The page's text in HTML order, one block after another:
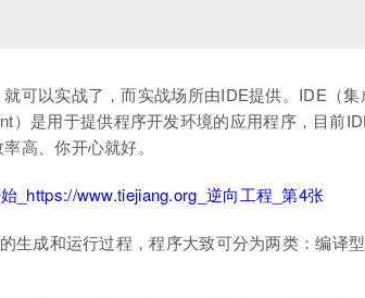
可以实战了，而实战场所由IDE提供。IDE（
）是用于提供程序开发环境的应用程序，目前
高、你开心就好。
生成和运行过程，程序大致可分为两类：编译